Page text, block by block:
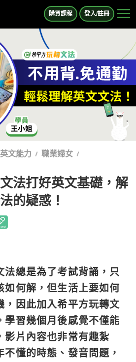
購買課程 登入/註冊
文能力
職業婦女
法打好英文基礎，解
的疑惑！
法總是為了考試背誦，只
如何解，但生活上要如何
，因此加入希平方玩轉文
學習幾個月後感覺不僅能
影片內容也非常有趣紮
不懂的時態、發音問題，